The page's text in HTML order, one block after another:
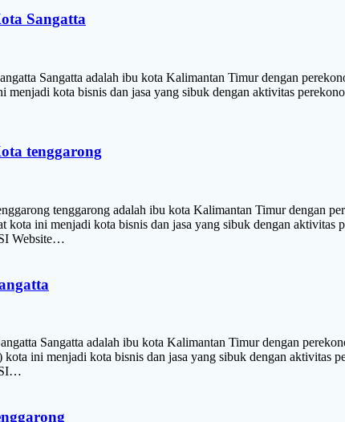
Sangatta
Sangatta adalah ibu kota Kalimantan Timur dengan
menjadi kota bisnis dan jasa yang sibuk dengan aktivitas
tenggarong
tenggarong adalah ibu kota Kalimantan Timur dengan
kota ini menjadi kota bisnis dan jasa yang sibuk dengan
Website…
Sangatta adalah ibu kota Kalimantan Timur dengan
ini menjadi kota bisnis dan jasa yang sibuk dengan aktivitas